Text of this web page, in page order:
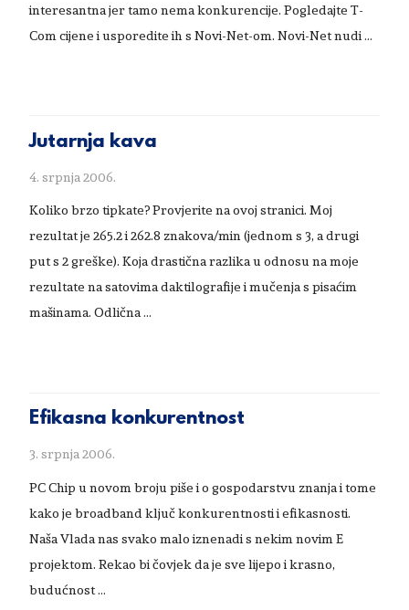
interesantna jer tamo nema konkurencije. Pogledajte T-
Com cijene i usporedite ih s Novi-Net-om. Novi-Net nudi …
Jutarnja kava
4. srpnja 2006.
Koliko brzo tipkate? Provjerite na ovoj stranici. Moj
rezultat je 265.2 i 262.8 znakova/min (jednom s 3, a drugi
put s 2 greške). Koja drastična razlika u odnosu na moje
rezultate na satovima daktilografije i mučenja s pisaćim
mašinama. Odlična …
Efikasna konkurentnost
3. srpnja 2006.
PC Chip u novom broju piše i o gospodarstvu znanja i tome
kako je broadband ključ konkurentnosti i efikasnosti.
Naša Vlada nas svako malo iznenadi s nekim novim E
projektom. Rekao bi čovjek da je sve lijepo i krasno,
budućnost …